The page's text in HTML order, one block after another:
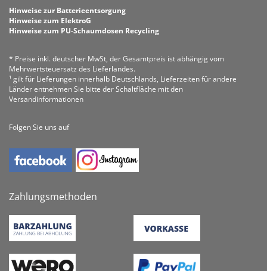
Hinweise zur Batterieentsorgung
Hinweise zum ElektroG
Hinweise zum PU-Schaumdosen Recycling
* Preise inkl. deutscher MwSt, der Gesamtpreis ist abhängig vom
Mehrwertsteuersatz des Lieferlandes.
¹ gilt für Lieferungen innerhalb Deutschlands, Lieferzeiten für andere
Länder entnehmen Sie bitte der Schaltfläche mit den
Versandinformationen
Folgen Sie uns auf
Zahlungsmethoden